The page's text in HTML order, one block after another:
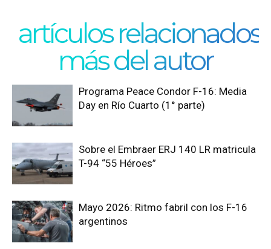
artículos relacionados
más del autor
Programa Peace Condor F-16: Media
Day en Río Cuarto (1° parte)
Sobre el Embraer ERJ 140 LR matricula
T-94 “55 Héroes”
Mayo 2026: Ritmo fabril con los F-16
argentinos